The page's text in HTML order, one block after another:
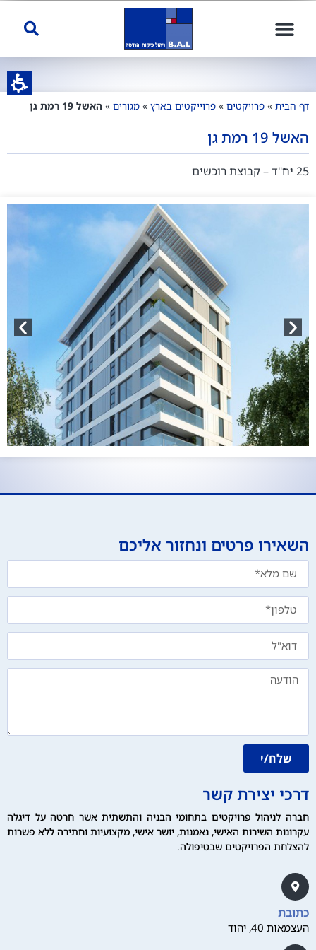
דף הבית » פרויקטים » פרוייקטים בארץ » מגורים » האשל 19 רמת גן
האשל 19 רמת גן
25 יח"ד – קבוצת רוכשים
השאירו פרטים ונחזור אליכם
שלח/י
דרכי יצירת קשר
חברה לניהול פרויקטים בתחומי הבניה והתשתית אשר חרטה על דיגלה
עקרונות השירות האישי, נאמנות, יושר אישי, מקצועיות וחתירה ללא פשרות
להצלחת הפרויקטים שבטיפולה.
כתובת
העצמאות 40, יהוד